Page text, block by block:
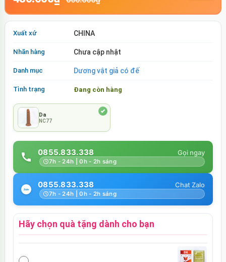
Xuất xứ CHINA
Nhãn hàng Chưa cập nhật
Danh mục Dương vật giả có đế
Tình trạng Đang còn hàng
Da
NC77
0855.833.338
7h - 24h | 0h - 2h sáng
0855.833.338
7h - 24h | 0h - 2h sáng
Hãy chọn quà tặng dành cho bạn